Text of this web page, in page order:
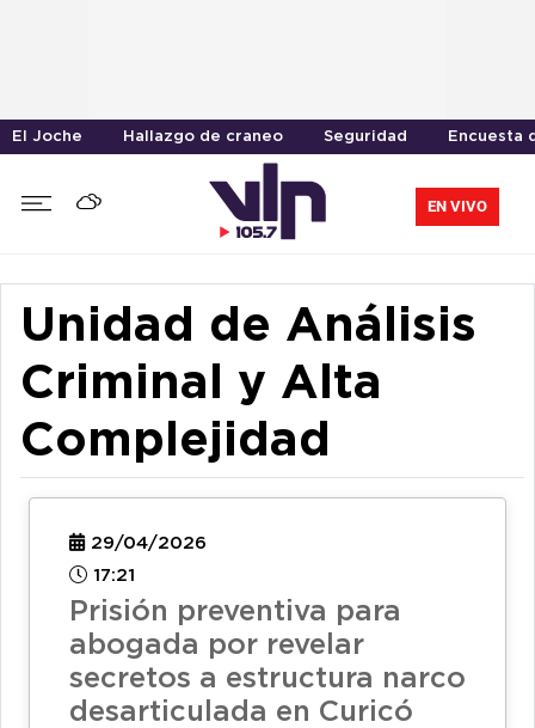
El Joche Hallazgo de craneo Seguridad Encuesta
EN VIVO
Unidad de Análisis
Criminal y Alta
Complejidad
29/04/2026
17:21
Prisión preventiva para
abogada por revelar
secretos a estructura narco
desarticulada en Curicó